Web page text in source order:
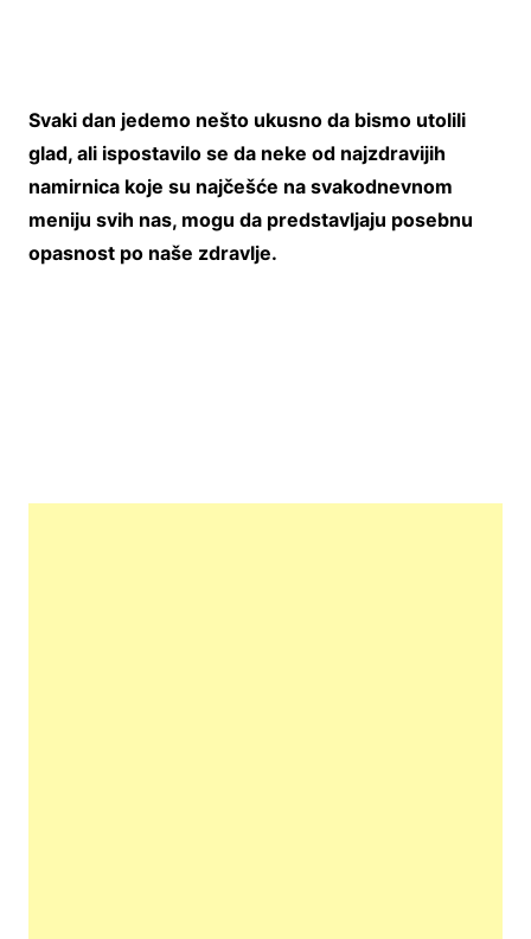
Svaki dan jedemo nešto ukusno da bismo utolili
glad, ali ispostavilo se da neke od najzdravijih
namirnica koje su najčešće na svakodnevnom
meniju svih nas, mogu da predstavljaju posebnu
opasnost po naše zdravlje.